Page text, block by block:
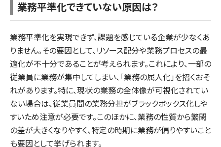
業務平準化できていない原因は？
業務平準化を実現できず、課題を感じている企業が少なくあ
りません。その要因として、リソース配分や業務プロセスの最
適化が不十分であることが考えられます。これにより、一部の
従業員に業務が集中してしまい、「業務の属人化」を招くおそ
れがあります。特に、現状の業務の全体像が可視化されてい
ない場合は、従業員間の業務分担がブラックボックス化しや
すいため注意が必要です。このほかに、業務の性質から繁閑
の差が大きくなりやすく、特定の時期に業務が偏りやすいこと
も要因として挙げられます。